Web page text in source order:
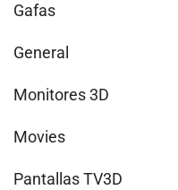
Gafas
General
Monitores 3D
Movies
Pantallas TV3D